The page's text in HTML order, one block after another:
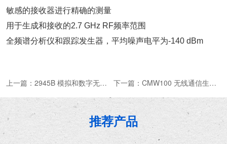
敏感的接收器进行精确的测量
用于生成和接收的2.7 GHz RF频率范围
全频谱分析仪和跟踪发生器，平均噪声电平为-140 dBm
上一篇：2945B 模拟和数字无线电测试平台 下一篇： CMW100 无线通信生产测试仪
推荐产品